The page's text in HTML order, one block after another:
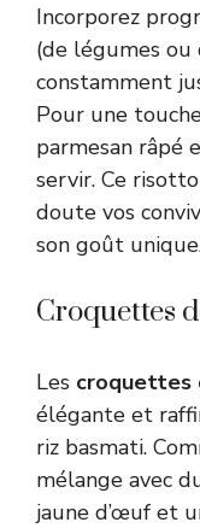
Incorporez
(de légumes
constamment
Pour une
parmesan râpé
servir. Ce
doute vos
son goût
Croquettes
Les croquettes
élégante et
riz basmati.
mélange avec
jaune d’œuf et